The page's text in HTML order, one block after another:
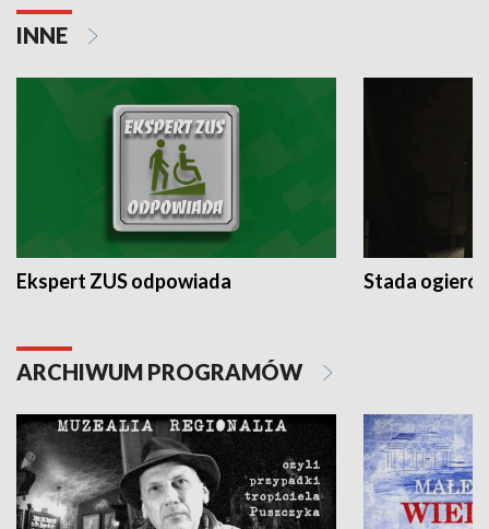
INNE
Ekspert ZUS odpowiada Stada
ARCHIWUM PROGRAMÓW